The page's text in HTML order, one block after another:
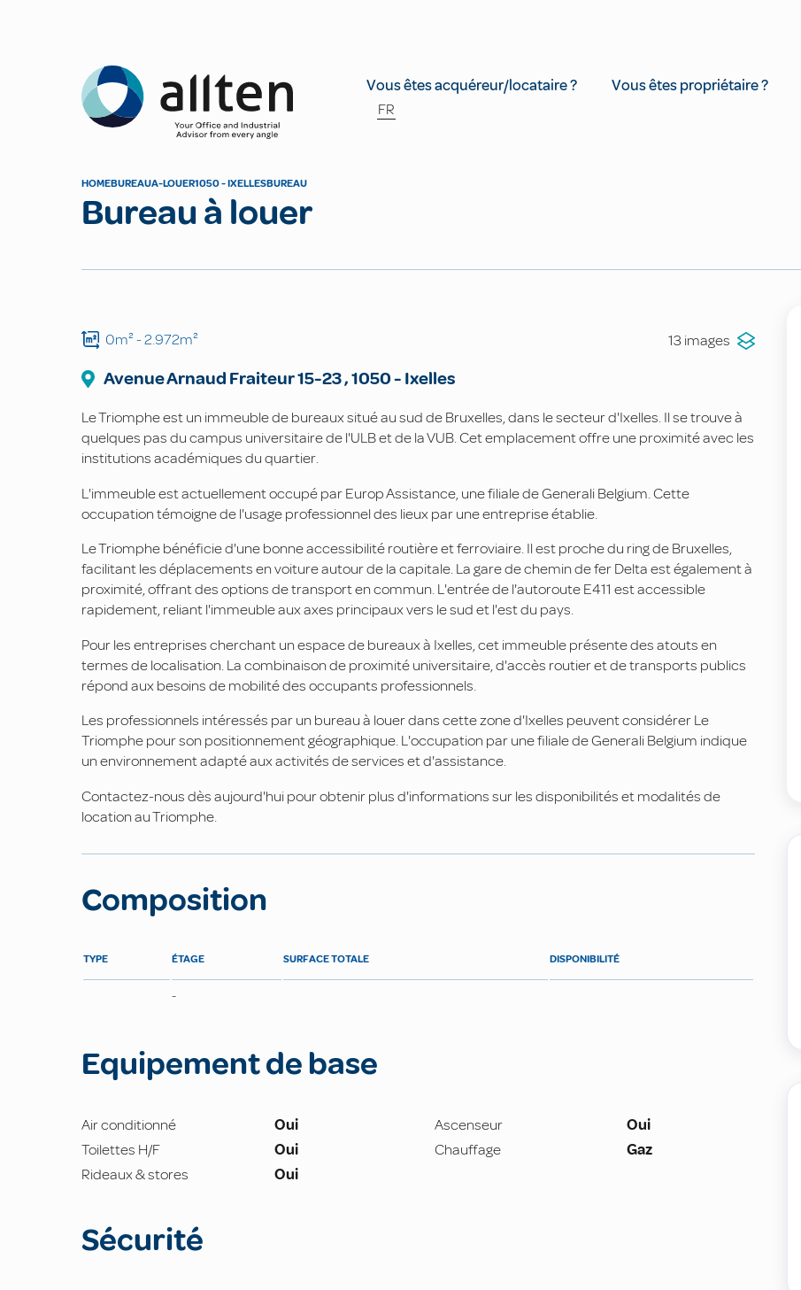
Allten
Vous êtes acquéreur/locataire ? Vous êtes propriétaire ?
FR
HOMEBUREAUA-LOUER1050 - IXELLESBUREAU
Bureau à louer
0m²- 2.972m² 13 images
Avenue Arnaud Fraiteur15-23,1050- Ixelles
Le Triomphe est un immeuble de bureaux situé au sud de Bruxelles, dans le secteur d'Ixelles. Il se trouve à
quelques pas du campus universitaire de l'ULB et de la VUB. Cet emplacement offre une proximité avec les
institutions académiques du quartier.
L'immeuble est actuellement occupé par Europ Assistance, une filiale de Generali Belgium. Cette
occupation témoigne de l'usage professionnel des lieux par une entreprise établie.
Le Triomphe bénéficie d'une bonne accessibilité routière et ferroviaire. Il est proche du ring de Bruxelles,
facilitant les déplacements en voiture autour de la capitale. La gare de chemin de fer Delta est également à
proximité, offrant des options de transport en commun. L'entrée de l'autoroute E411 est accessible
rapidement, reliant l'immeuble aux axes principaux vers le sud et l'est du pays.
Pour les entreprises cherchant un espace de bureaux à Ixelles, cet immeuble présente des atouts en
termes de localisation. La combinaison de proximité universitaire, d'accès routier et de transports publics
répond aux besoins de mobilité des occupants professionnels.
Les professionnels intéressés par un bureau à louer dans cette zone d'Ixelles peuvent considérer Le
Triomphe pour son positionnement géographique. L'occupation par une filiale de Generali Belgium indique
un environnement adapté aux activités de services et d'assistance.
Contactez-nous dès aujourd'hui pour obtenir plus d'informations sur les disponibilités et modalités de
location au Triomphe.
Composition
TYPE ÉTAGE SURFACE TOTALE DISPONIBILITÉ
-
Equipement de base
Air conditionné Oui Ascenseur
Oui
Toilettes H/F
Oui Chauffage
Gaz
Rideaux & stores
Oui
Sécurité